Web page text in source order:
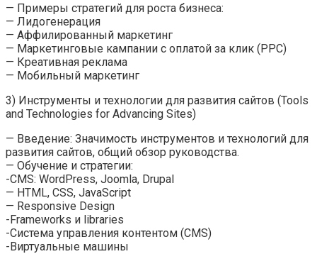
— Примеры стратегий для роста бизнеса:
— Лидогенерация
— Аффилированный маркетинг
— Маркетинговые кампании с оплатой за клик (PPC)
— Креативная реклама
— Мобильный маркетинг
3) Инструменты и технологии для развития сайтов (Tools
and Technologies for Advancing Sites)
— Введение: Значимость инструментов и технологий для
развития сайтов, общий обзор руководства.
— Обучение и стратегии:
-CMS: WordPress, Joomla, Drupal
— HTML, CSS, JavaScript
— Responsive Design
-Frameworks и libraries
-Система управления контентом (CMS)
-Виртуальные машины